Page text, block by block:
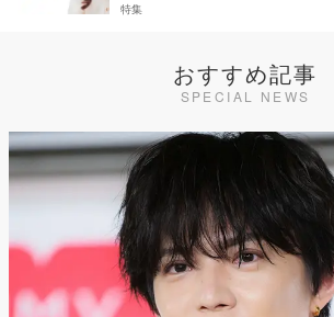
特集
おすすめ記事
SPECIAL NEWS